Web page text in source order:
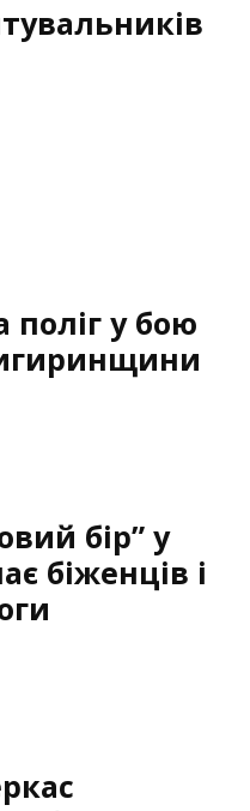
поліг у бою
бір” у
біженців і